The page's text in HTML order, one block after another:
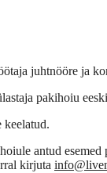
juhtnööre ja
pakihoiu
antud
kirjuta